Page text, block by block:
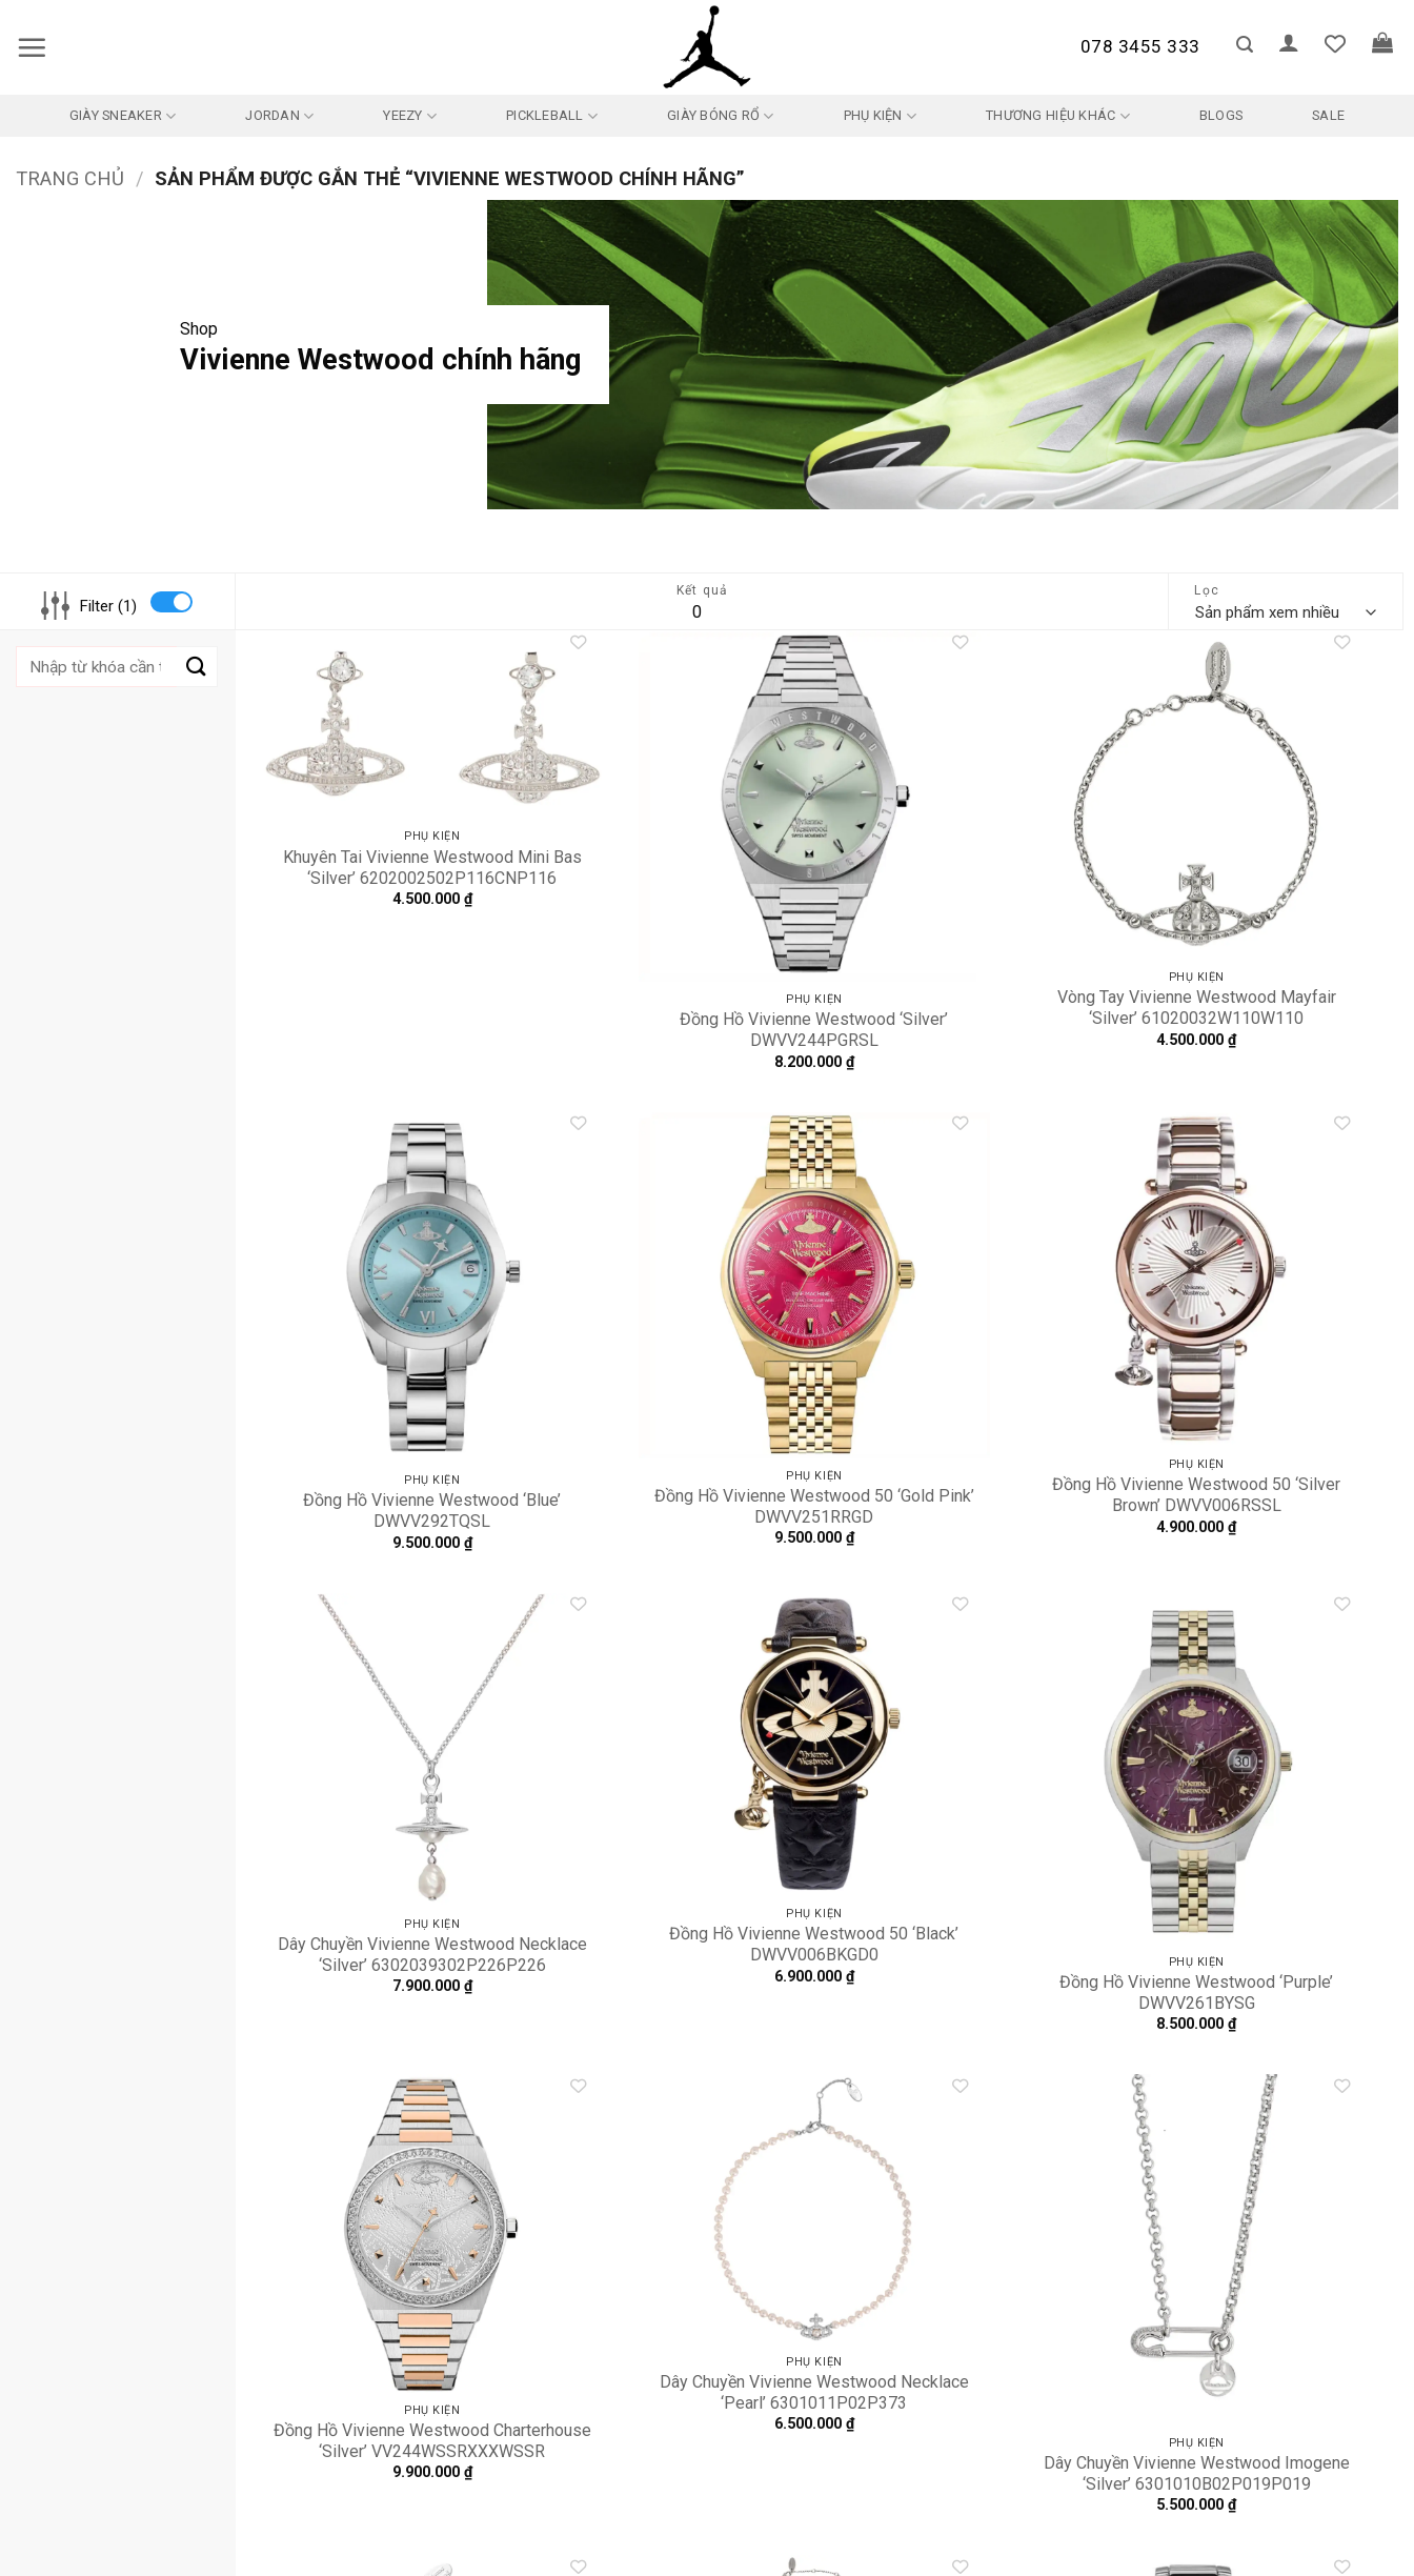
qua
078 3455 333
GIÀY SNEAKER JORDAN YEEZY PICKLEBALL GIÀY BÓNG RỔ PHỤ KIỆN THƯƠNG HIỆU KHÁC BLOGS SALE
TRANG CHỦ / SẢN PHẨM ĐƯỢC GẮN THẺ “VIVIENNE WESTWOOD CHÍNH HÃNG”
Shop
Vivienne Westwood chính hãng
Filter (1)
Kết quả
0
Lọc
Tìm
kiếm:
PHỤ KIỆN
Khuyên Tai Vivienne Westwood Mini Bas
‘Silver’ 6202002502P116CNP116
4.500.000 ₫
PHỤ KIỆN
Đồng Hồ Vivienne Westwood ‘Silver’
DWVV244PGRSL
8.200.000 ₫
PHỤ KIỆN
Vòng Tay Vivienne Westwood Mayfair
‘Silver’ 61020032W110W110
4.500.000₫
PHỤ KIỆN
Đồng Hồ Vivienne Westwood ‘Blue’
DWVV292TQSL
9.500.000 ₫
PHỤ KIỆN
Đồng Hồ Vivienne Westwood 50 ‘Gold Pink’
DWVV251RRGD
9.500.000 ₫
PHỤ KIỆN
Đồng Hồ Vivienne Westwood 50 ‘Silver
Brown’ DWVV006RSSL
4.900.000₫
PHỤ KIỆN
Dây Chuyền Vivienne Westwood Necklace
‘Silver’ 6302039302P226P226
7.900.000 ₫
PHỤ KIỆN
Đồng Hồ Vivienne Westwood 50 ‘Black’
DWVV006BKGD0
6.900.000 ₫
PHỤ KIỆN
Đồng Hồ Vivienne Westwood ‘Purple’
DWVV261BYSG
8.500.000₫
PHỤ KIỆN
Đồng Hồ Vivienne Westwood Charterhouse
‘Silver’ VV244WSSRXXXWSSR
9.900.000 ₫
PHỤ KIỆN
Dây Chuyền Vivienne Westwood Necklace
‘Pearl’ 6301011P02P373
6.500.000 ₫
PHỤ KIỆN
Dây Chuyền Vivienne Westwood Imogene
‘Silver’ 6301010B02P019P019
5.500.000₫